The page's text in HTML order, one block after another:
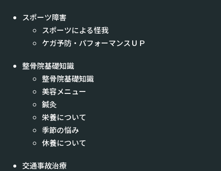
スポーツ障害
スポーツによる怪我
ケガ予防・パフォーマンスＵＰ
整骨院基礎知識
整骨院基礎知識
美容メニュー
鍼灸
栄養について
季節の悩み
休養について
交通事故治療